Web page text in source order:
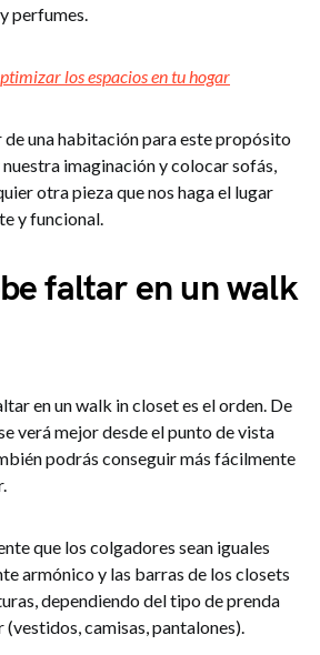
perfumes.
los espacios en tu hogar
de una habitación para este propósito
imaginación y colocar sofás,
otra pieza que nos haga el lugar
y funcional.
faltar en un walk
en un walk in closet es el orden. De
verá mejor desde el punto de vista
podrás conseguir más fácilmente
que los colgadores sean iguales
armónico y las barras de los closets
dependiendo del tipo de prenda
(vestidos, camisas, pantalones).